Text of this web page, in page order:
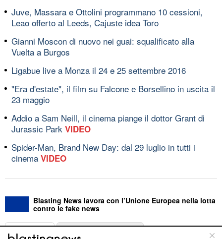
Juve, Massara e Ottolini programmano 10 cessioni,
Leao offerto al Leeds, Cajuste idea Toro
Gianni Moscon di nuovo nei guai: squalificato alla
Vuelta a Burgos
Ligabue live a Monza il 24 e 25 settembre 2016
"Era d'estate", il film su Falcone e Borsellino in uscita il
23 maggio
Addio a Sam Neill, il cinema piange il dottor Grant di
Jurassic Park VIDEO
Spider-Man, Brand New Day: dal 29 luglio in tutti i
cinema VIDEO
Blasting News lavora con l’Unione Europea nella lotta
contro le fake news
ABOUT